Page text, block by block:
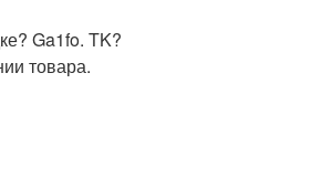
Ga1fo. TK?
товара.